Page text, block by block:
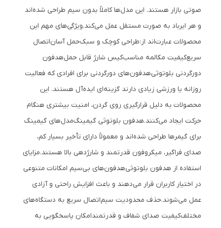
صوتی بازار هستند. این مدل‌ها کاملاً بدون سیم طراحی شده‌اند
و هر ایرباد به صورت مستقل عمل می‌کند.ویژگی‌های مهم این
محصولات عبارت‌اند از:طراحی کوچک و سبکحمل آساناتصال
سریعکیفیت مکالمه مناسبکیس شارژ قابل حملهدفون
دورگردنی بلوتوثیهدفون‌های دورگردنی برای افرادی که فعالیت
روزانه یا ورزشی زیادی دارند گزینه‌ای ایده‌آل هستند. این
محصولات به دلیل قرارگیری روی گردن، امنیت بیشتری هنگام
حرکت ایجاد می‌کنند.هدفون بلوتوثی گیمینگمدل‌های گیمینگ
برای گیمرها طراحی شده‌اند و معمولاً دارای تأخیر بسیار کم،
صدای فراگیر، میکروفون قدرتمند و شارژدهی بالا هستند.مزایای
استفاده از هدفون بلوتوثیهدفون‌های بی‌سیم امکانات متنوعی
در اختیار کاربران قرار می‌دهند و باعث افزایش راحتی و آزادی
عمل می‌شوند.حذف محدودیت سیماتصال سریع به دستگاه‌های
مختلفکیفیت صدای شفاف و قدرتمندامکان پاسخگویی به